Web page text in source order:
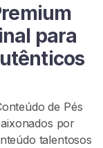
para
de Pés
por
talentosos